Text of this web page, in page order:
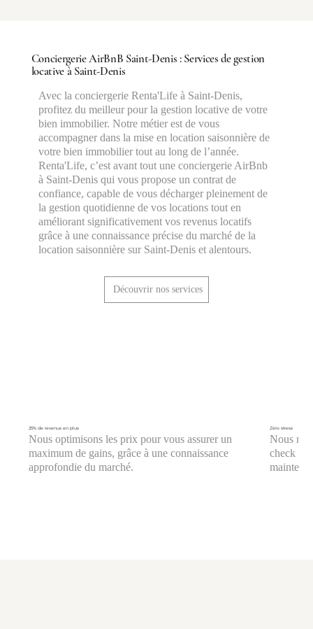
Conciergerie AirBnB Saint-Denis : Services de gestion
locative à Saint-Denis
Avec la conciergerie Renta'Life à Saint-Denis,
profitez du meilleur pour la gestion locative de votre
bien immobilier. Notre métier est de vous
accompagner dans la mise en location saisonnière de
votre bien immobilier tout au long de l’année.
Renta'Life, c’est avant tout une conciergerie AirBnb
à Saint-Denis qui vous propose un contrat de
confiance, capable de vous décharger pleinement de
la gestion quotidienne de vos locations tout en
améliorant significativement vos revenus locatifs
grâce à une connaissance précise du marché de la
location saisonnière sur Saint-Denis et alentours.
Découvrir nos services
25% de revenus en plus
Nous optimisons les prix pour vous assurer un
maximum de gains, grâce à une connaissance
approfondie du marché.
Zéro stress
Nous
check in/